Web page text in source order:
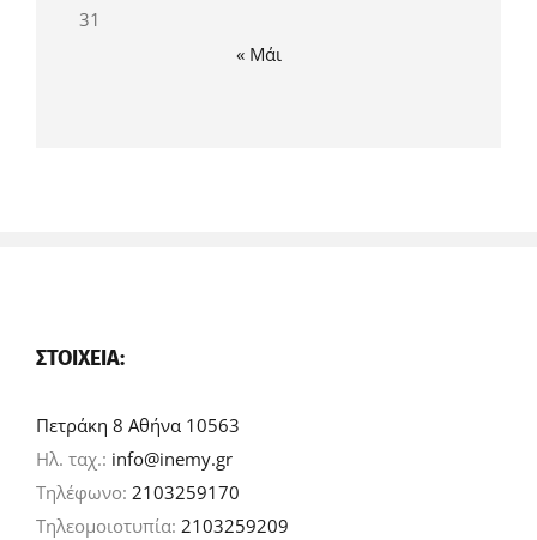
31
« Μάι
ΣΤΟΙΧΕΊΑ:
Πετράκη 8 Αθήνα 10563
Ηλ. ταχ.: info@inemy.gr
Τηλέφωνο: 2103259170
Τηλεομοιοτυπία: 2103259209